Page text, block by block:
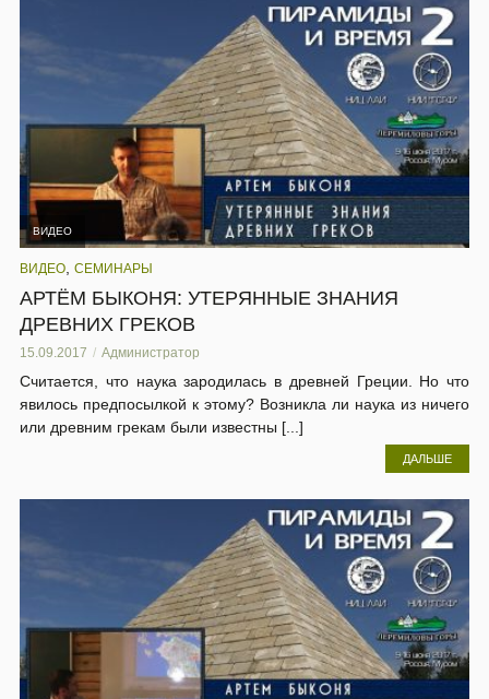
ВИДЕО
ВИДЕО СЕМИНАРЫ
АРТЁМ БЫКОНЯ: УТЕРЯННЫЕ ЗНАНИЯ
ДРЕВНИХ ГРЕКОВ
15.09.2017 Администратор
Считается, что наука зародилась в древней Греции. Но что
явилось предпосылкой к этому? Возникла ли наука из ничего
или древним грекам были известны [...]
ДАЛЬШЕ